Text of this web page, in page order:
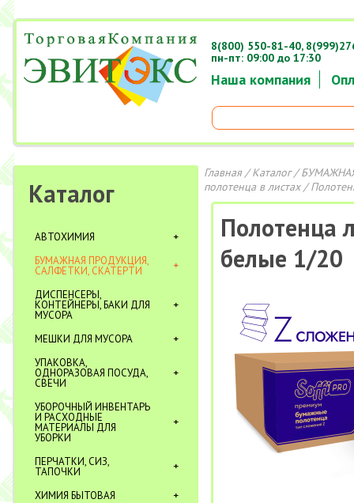
Наша компания
8(800) 550-81-40,
пн-пт: 09:00 до 17:30
Каталог
АВТОХИМИЯ
БУМАЖНАЯ ПРОДУКЦИЯ,
САЛФЕТКИ, СКАТЕРТИ
ДИСПЕНСЕРЫ,
КОНТЕЙНЕРЫ, БАКИ ДЛЯ
МУСОРА
МЕШКИ ДЛЯ МУСОРА
УПАКОВКА,
ОДНОРАЗОВАЯ ПОСУДА,
СВЕЧИ
УБОРОЧНЫЙ ИНВЕНТАРЬ
И РАСХОДНЫЕ
МАТЕРИАЛЫ ДЛЯ
УБОРКИ
ПЕРЧАТКИ, СИЗ,
ТАПОЧКИ
ХИМИЯ БЫТОВАЯ
Главная/Каталог/
полотенца в листах/
Полотенца
белые 1/20